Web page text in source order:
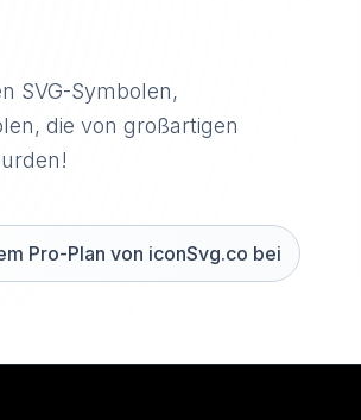
SVG-Symbolen,
die von großartigen
Pro-Plan von iconSvg.co bei